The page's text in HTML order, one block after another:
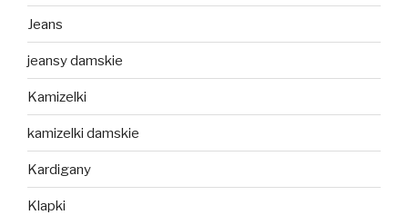
Jeans
jeansy damskie
Kamizelki
kamizelki damskie
Kardigany
Klapki